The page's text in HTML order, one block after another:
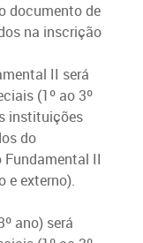
documento de
na inscrição
II será
(1º ao 3º
instituições
do
Fundamental II
e externo).
ano) será